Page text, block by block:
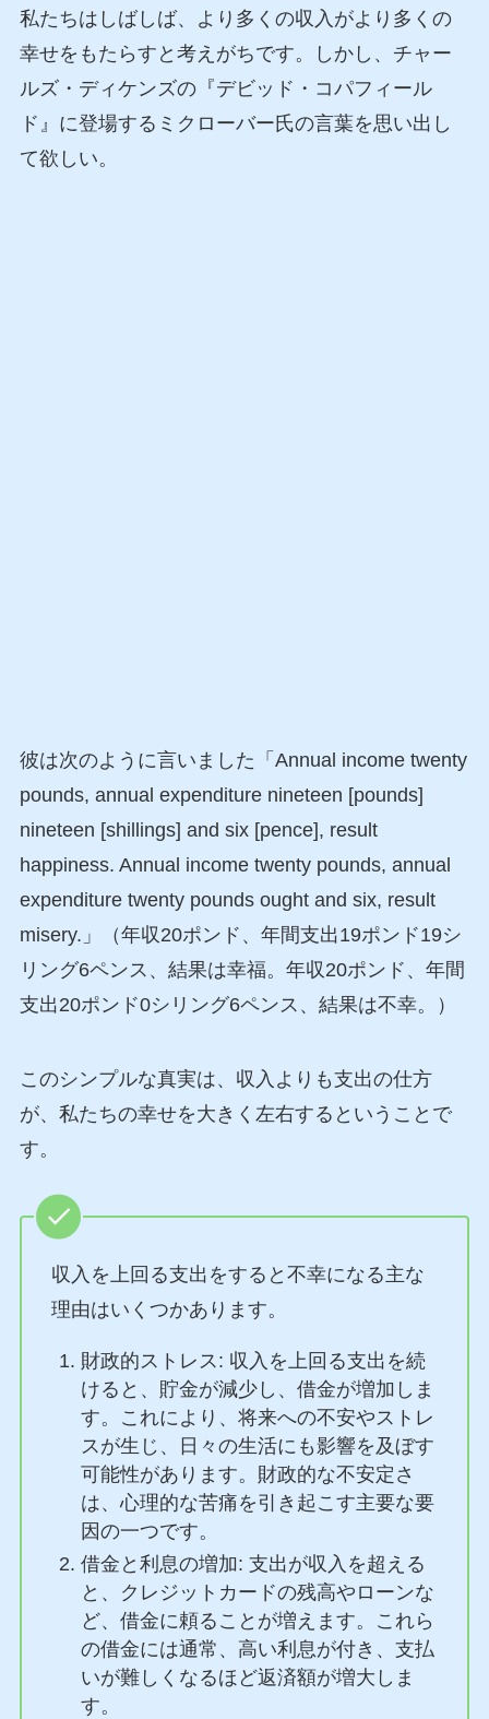
私たちはしばしば、より多くの収入がより多くの
幸せをもたらすと考えがちです。しかし、チャー
ルズ・ディケンズの『デビッド・コパフィール
ド』に登場するミクローバー氏の言葉を思い出し
て欲しい。
彼は次のように言いました「Annual income twenty
pounds, annual expenditure nineteen [pounds]
nineteen [shillings] and six [pence], result
happiness. Annual income twenty pounds, annual
expenditure twenty pounds ought and six, result
misery.」（年収20ポンド、年間支出19ポンド19シ
リング6ペンス、結果は幸福。年収20ポンド、年間
支出20ポンド0シリング6ペンス、結果は不幸。）
このシンプルな真実は、収入よりも支出の仕方
が、私たちの幸せを大きく左右するということで
す。
収入を上回る支出をすると不幸になる主な
理由はいくつかあります。
財政的ストレス: 収入を上回る支出を続
けると、貯金が減少し、借金が増加しま
す。これにより、将来への不安やストレ
スが生じ、日々の生活にも影響を及ぼす
可能性があります。財政的な不安定さ
は、心理的な苦痛を引き起こす主要な要
因の一つです。
借金と利息の増加: 支出が収入を超える
と、クレジットカードの残高やローンな
ど、借金に頼ることが増えます。これら
の借金には通常、高い利息が付き、支払
いが難しくなるほど返済額が増大しま
す。